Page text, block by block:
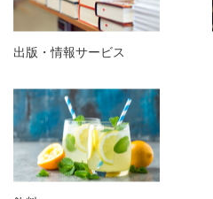
出版・情報サービス